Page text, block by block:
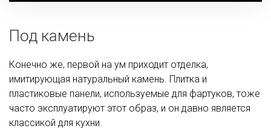
Под камень
Конечно же, первой на ум приходит отделка,
имитирующая натуральный камень. Плитка и
пластиковые панели, используемые для фартуков, тоже
часто эксплуатируют этот образ, и он давно является
классикой для кухни.